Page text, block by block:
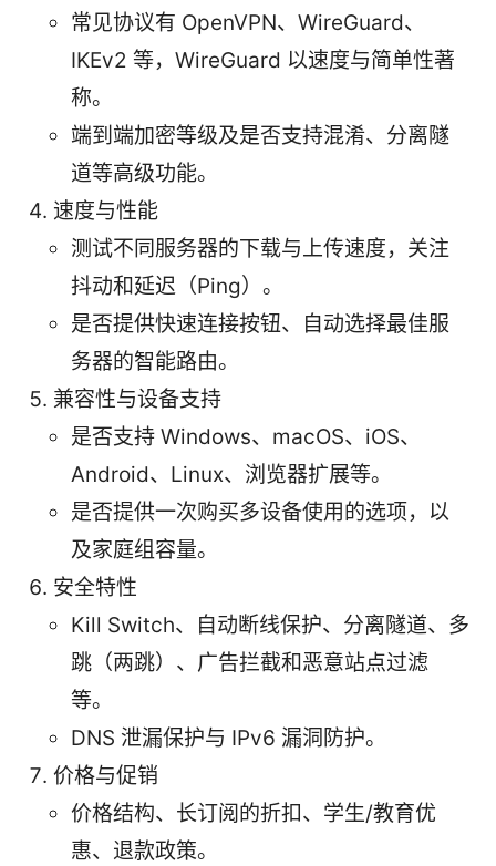
常见协议有 OpenVPN、WireGuard、
IKEv2 等，WireGuard 以速度与简单性著
称。
端到端加密等级及是否支持混淆、分离隧
道等高级功能。
速度与性能
测试不同服务器的下载与上传速度，关注
抖动和延迟（Ping）。
是否提供快速连接按钮、自动选择最佳服
务器的智能路由。
兼容性与设备支持
是否支持 Windows、macOS、iOS、
Android、Linux、浏览器扩展等。
是否提供一次购买多设备使用的选项，以
及家庭组容量。
安全特性
Kill Switch、自动断线保护、分离隧道、多
跳（两跳）、广告拦截和恶意站点过滤
等。
DNS 泄漏保护与 IPv6 漏洞防护。
价格与促销
价格结构、长订阅的折扣、学生/教育优
惠、退款政策。